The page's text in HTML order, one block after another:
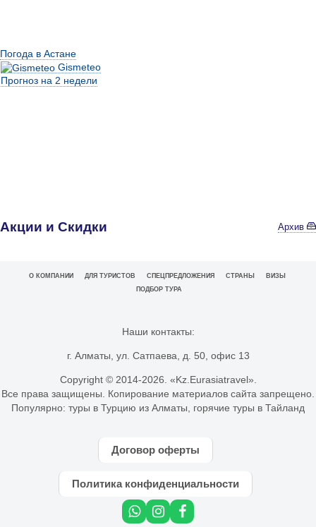
Погода в Астане
Gismeteo
Прогноз на 2 недели
Акции и Скидки Архив
О КОМПАНИИ ДЛЯ ТУРИСТОВ СПЕЦПРЕДЛОЖЕНИЯ СТРАНЫ
ВИЗЫ
ПОДБОР ТУРА
Наши контакты:
г. Алматы, ул. Сатпаева, д. 50, офис 13
Copyright © 2014-2026. «Kz.Eurasiatravel».
Все права защищены. Копирование материалов сайта запрещено.
Популярно: туры в Турцию из Алматы горячие туры в Тайланд
Договор оферты
Политика конфиденциальности